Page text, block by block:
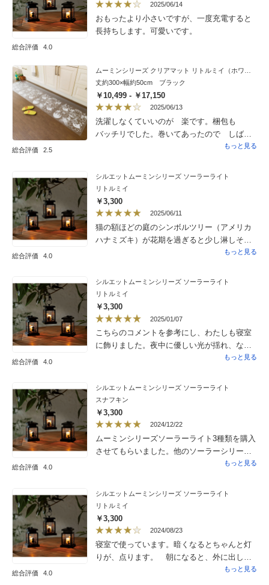
総合評価 4.0
2025/06/14
おもったより小さいですが、一度充電すると
長持ちします。可愛いです。
総合評価 2.5
丈約300×幅約50cm ブラック
￥10,499 - ￥17,150
2025/06/13
洗濯しなくていいのが 楽です。梱包も
バッチリでした。巻いてあったので しばら
くは敷いてても 少し巻きが残ってますが
もっと見る
総合評価 4.0
シルエットムーミンシリーズ ソーラーライト
リトルミイ
￥3,300
2025/06/11
猫の額ほどの庭のシンボルツリー（アメリカ
ハナミズキ）が花期を過ぎると少し淋しそう
だったのが、リトルミィが来てくれて一気に
もっと見る
総合評価 4.0
シルエットムーミンシリーズ ソーラーライト
リトルミイ
￥3,300
2025/01/07
こちらのコメントを参考にし、わたしも寝室
に飾りました。夜中に優しい光が揺れ、なん
もっと見る
総合評価 4.0
シルエットムーミンシリーズ ソーラーライト
スナフキン
￥3,300
2024/12/22
ムーミンシリーズソーラーライト3種類を購入
させてもらいました。他のソーラーシリー
ズ、土に差し込みも購入させてもらいました
と癒され、ずっと眺めていたいと思ってしま
います。アリスシリーズソーラー共に気に
入ってます、何回も庭を、家の中から覗いて
しまいます。
もっと見る
総合評価 4.0
シルエットムーミンシリーズ ソーラーライト
リトルミイ
￥3,300
2024/08/23
寝室で使っています。暗くなるとちゃんと灯
りが、点ります。 朝になると、外に出しま
すが、お日様の光で本当に、充電しているか
もっと見る